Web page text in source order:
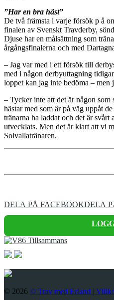
”Har en bra häst”
De två främsta i varje försök p å
finalen av Svenskt Travderby,
Djuse har en målsättning som
årgångsfinalerna och med
– Jag var med i ett försök till
med i någon derbyuttagning
loppet kan jag inte bedöma – men
– Tycker inte att det är någon
hästar med som är på väg uppåt
tränarna ha laddat och det är svårt
utvecklats. Men det är klart att vi
Solvallatränaren.
DELA PÅ FACEBOOKDELA
© 2026 © Trav med Erland |